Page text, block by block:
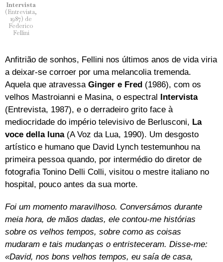
Intervista
(Entrevista,
1987) de
Federico
Fellini
Anfitrião de sonhos, Fellini nos últimos anos de vida viria
a deixar-se corroer por uma melancolia tremenda.
Aquela que atravessa Ginger e Fred (1986), com os
velhos Mastroianni e Masina, o espectral Intervista
(Entrevista, 1987), e o derradeiro grito face à
mediocridade do império televisivo de Berlusconi, La
voce della luna(A Voz da Lua, 1990). Um desgosto
artístico e humano que David Lynch testemunhou na
primeira pessoa quando, por intermédio do diretor de
fotografia Tonino Delli Colli, visitou o mestre italiano no
hospital, pouco antes da sua morte.
Foi um momento maravilhoso. Conversámos durante
meia hora, de mãos dadas, ele contou-me histórias
sobre os velhos tempos, sobre como as coisas
mudaram e tais mudanças o entristeceram. Disse-me:
«David, nos bons velhos tempos, eu saía de casa,